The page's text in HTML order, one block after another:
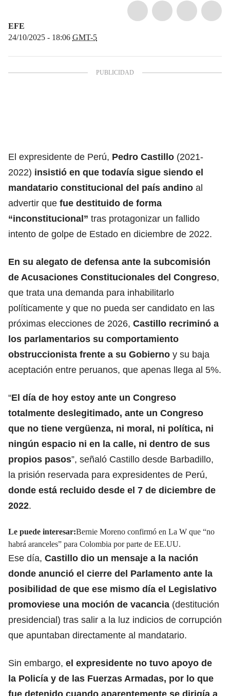
EFE
24/10/2025 - 18:06 GMT-5
El expresidente de Perú, Pedro Castillo (2021-
2022) insistió en que todavía sigue siendo el
mandatario constitucional del país andino al
advertir que fue destituido de forma
“inconstitucional” tras protagonizar un fallido
intento de golpe de Estado en diciembre de 2022.
En su alegato de defensa ante la subcomisión
de Acusaciones Constitucionales del Congreso,
que trata una demanda para inhabilitarlo
políticamente y que no pueda ser candidato en las
próximas elecciones de 2026, Castillo recriminó a
los parlamentarios su comportamiento
obstruccionista frente a su Gobierno y su baja
aceptación entre peruanos, que apenas llega al 5%.
“El día de hoy estoy ante un Congreso
totalmente deslegitimado, ante un Congreso
que no tiene vergüenza, ni moral, ni política, ni
ningún espacio ni en la calle, ni dentro de sus
propios pasos”, señaló Castillo desde Barbadillo,
la prisión reservada para expresidentes de Perú,
donde está recluido desde el 7 de diciembre de
2022.
Le puede interesar:Bernie Moreno confirmó en La W que “no
habrá aranceles” para Colombia por parte de EE.UU.
Ese día, Castillo dio un mensaje a la nación
donde anunció el cierre del Parlamento ante la
posibilidad de que ese mismo día el Legislativo
promoviese una moción de vacancia (destitución
presidencial) tras salir a la luz indicios de corrupción
que apuntaban directamente al mandatario.
Sin embargo, el expresidente no tuvo apoyo de
la Policía y de las Fuerzas Armadas, por lo que
fue detenido cuando aparentemente se dirigía a